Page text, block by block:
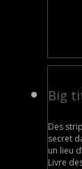
Big
Des
secret
un lieu
Livre